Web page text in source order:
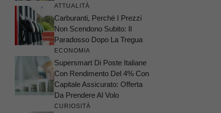
ATTUALITÀ
Carburanti, Perché I Prezzi
Non Scendono Subito: Il
Paradosso Dopo La Tregua
ECONOMIA
Supersmart Di Poste Italiane
Con Rendimento Del 4% Con
Capitale Assicurato: Offerta
Da Prendere Al Volo
CURIOSITÀ